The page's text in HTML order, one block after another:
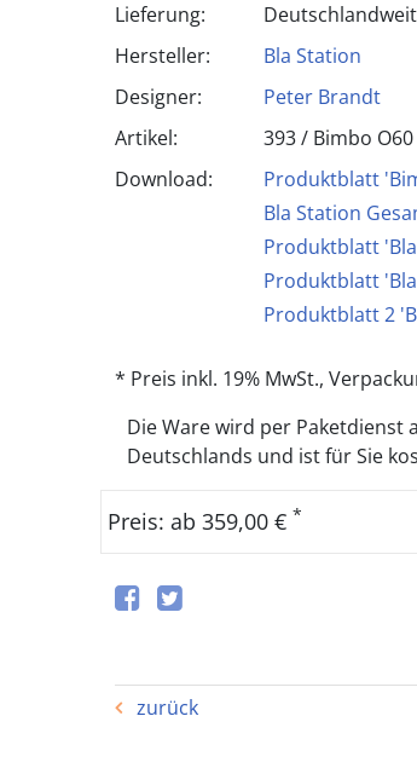
Lieferung:
Hersteller:
Bla Station
Designer:
Peter Brandt
Artikel:
393 / Bimbo O60
Download:
Produktblatt
Bla Station
Produktblatt
Produktblatt
Produktblatt 2
* Preis inkl. 19% MwSt.,
Die Ware wird per Paketdienst
Deutschlands und ist für Sie
Preis: ab 359,00 € *
zurück